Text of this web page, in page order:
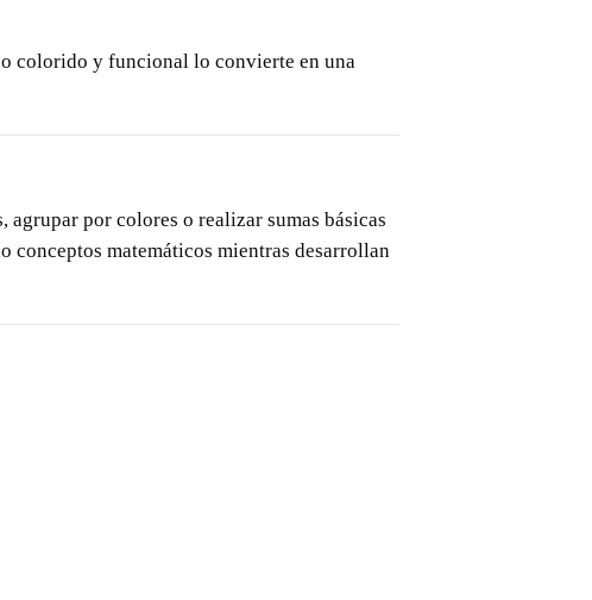
colorido y funcional lo convierte en una
por colores o realizar sumas básicas
conceptos matemáticos mientras desarrollan